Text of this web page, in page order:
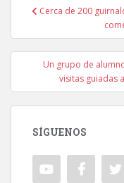
Navegación
Cerca de 200
Un grupo de
visitas guiadas
SÍGUENOS